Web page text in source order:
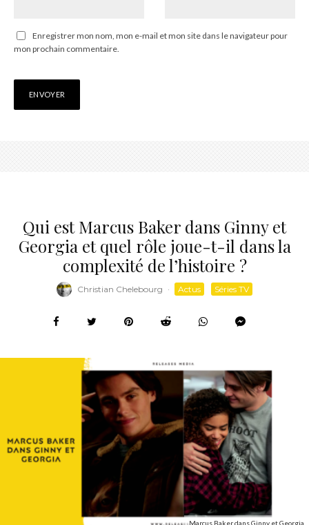
Enregistrer mon nom, mon e-mail et mon site dans le navigateur pour
mon prochain commentaire.
Qui est Marcus Baker dans Ginny et
Georgia et quel rôle joue-t-il dans la
complexité de l’histoire ?
Christian Chelebourg · Actus Séries TV
Marcus Baker dans Ginny et Georgia